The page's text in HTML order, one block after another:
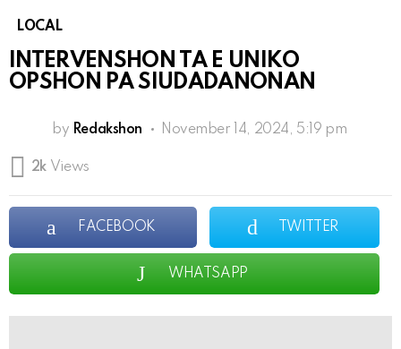
LOCAL
INTERVENSHON TA E UNIKO
OPSHON PA SIUDADANONAN
by Redakshon November 14, 2024, 5:19 pm
2k Views
FACEBOOK TWITTER
WHATSAPP